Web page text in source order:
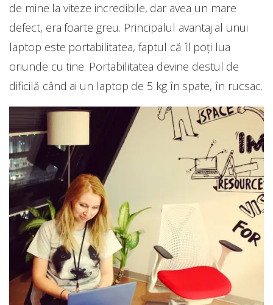
de mine la viteze incredibile, dar avea un mare
defect, era foarte greu. Principalul avantaj al unui
laptop este portabilitatea, faptul că îl poți lua
oriunde cu tine. Portabilitatea devine destul de
dificilă când ai un laptop de 5 kg în spate, în rucsac.